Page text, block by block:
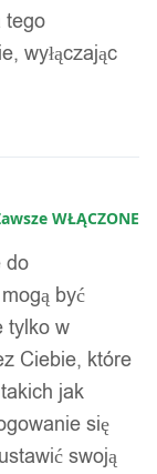
samego dnia.
samego dnia.
wysyłamy tego
tego
wyłączając
WŁĄCZONE
do
być
tylko w
Ciebie, które
jak
się
swoją